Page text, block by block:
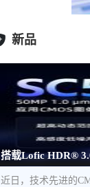
新品
搭载Lofic HDR®
近日，技术先进的